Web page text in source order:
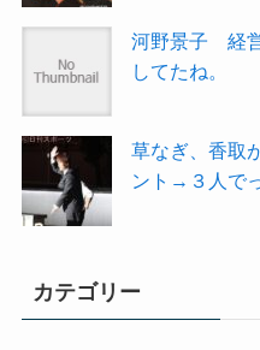
河野景子 経
してたね。
草なぎ、香取
ント→３人で
カテゴリー